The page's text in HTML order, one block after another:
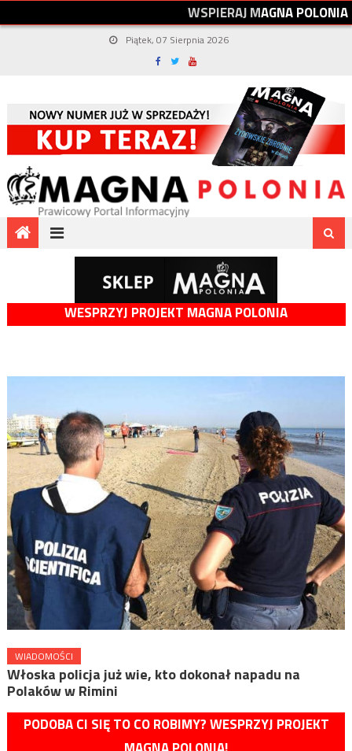
WSPIERAJMAGNAPOLONIA
Piątek, 07 Sierpnia 2026
WESPRZYJ PROJEKT MAGNA POLONIA
WIADOMOŚCI
Włoska policja już wie, kto dokonał napadu na
Polaków w Rimini
PODOBA CI SIĘ TO CO ROBIMY? WESPRZYJ PROJEKT